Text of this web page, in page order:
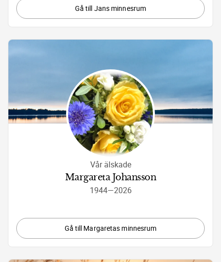
Gå till Jans minnesrum
Vår älskade
Margareta Johansson
1944—2026
Gå till Margaretas minnesrum